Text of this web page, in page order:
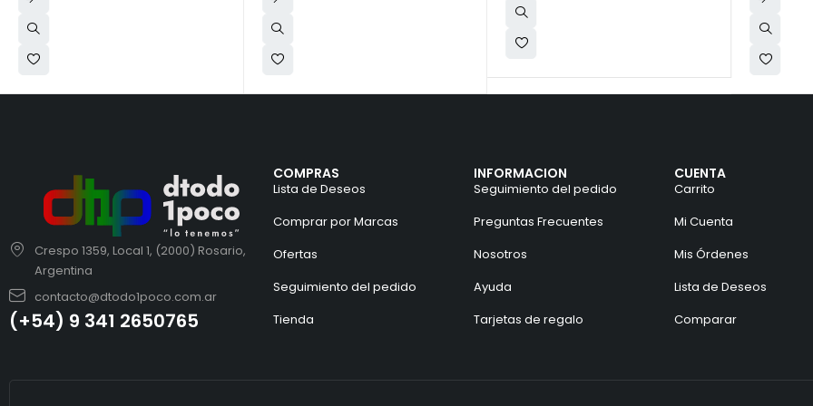
Crespo 1359, Local 1, (2000) Rosario,
Argentina
contacto@dtodo1poco.com.ar
(+54) 9 341 2650765
COMPRAS
Lista de Deseos
Comprar por Marcas
Ofertas
Seguimiento del pedido
Tienda
INFORMACION
Seguimiento del pedido
Preguntas Frecuentes
Nosotros
Ayuda
Tarjetas de regalo
CUENTA
Carrito
Mi Cuenta
Mis Órdenes
Lista de Deseos
Comparar